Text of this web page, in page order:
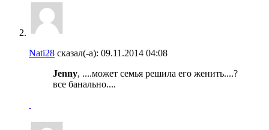
Nati28 сказал(-а): 09.11.2014 04:08
Jenny, ....может семья решила его женить....?
все банально....